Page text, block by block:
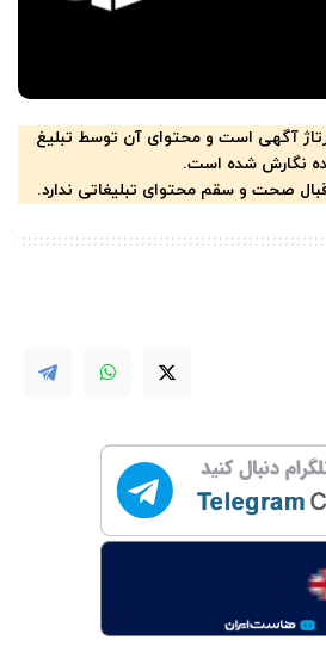
آگهی است و محتوای آن توسط تبلیغ
نگارش شده است.
صحت و سقم محتوای تبلیغاتی ندارد.